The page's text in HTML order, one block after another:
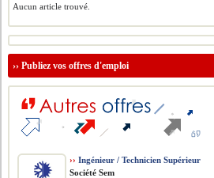
Aucun article trouvé.
››Publiez vos offres d'emploi
›› Ingénieur / Technicien Supérieur
Société Sem